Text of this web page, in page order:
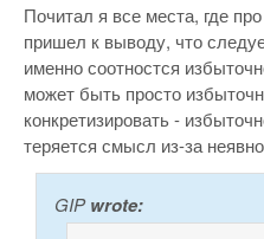
Почитал я все места, где
пришел к выводу, что
именно соотностся
может быть просто
конкретизировать -
теряется смысл из-за
GIPwrote: